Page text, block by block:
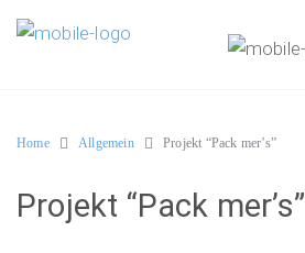
Home Allgemein Projekt “Pack mer’s”
Projekt “Pack mer’s”